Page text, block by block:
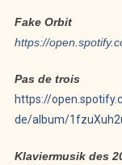
Fake Orbit
https://
Pas de trois
https://
de/album/
Klaviermusik des